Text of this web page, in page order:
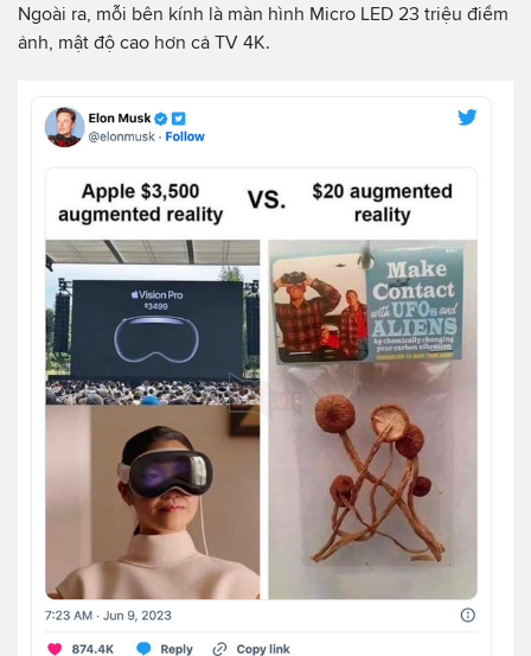
Ngoài ra, mỗi bên kính là màn hình Micro LED 23 triệu điểm
ảnh, mật độ cao hơn cả TV 4K.